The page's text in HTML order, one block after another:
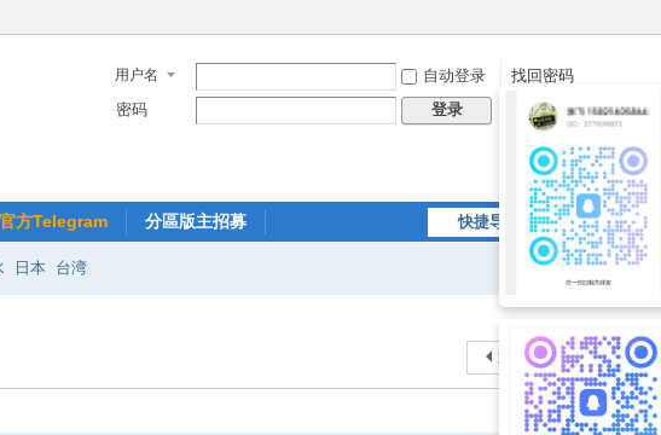
用户名 自动登录
找回密码
密码
登录 立即注册
快捷导航
官方Telegram
分區版主招募
日本 台湾
返回列表